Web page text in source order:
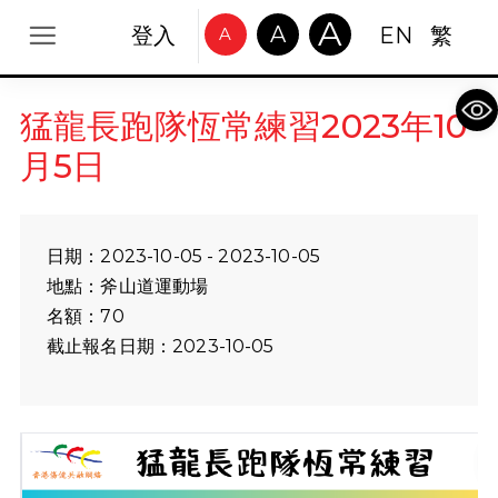
登入 A A A EN 繁
猛龍長跑隊恆常練習2023年10
月5日
日期：2023-10-05 - 2023-10-05
地點：斧山道運動場
名額：70
截止報名日期：2023-10-05